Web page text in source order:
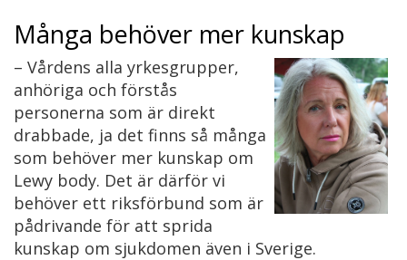
Många behöver mer kunskap
– Vårdens alla yrkesgrupper,
anhöriga och förstås
personerna som är direkt
drabbade, ja det finns så många
som behöver mer kunskap om
Lewy body. Det är därför vi
behöver ett riksförbund som är
pådrivande för att sprida
kunskap om sjukdomen även i Sverige.